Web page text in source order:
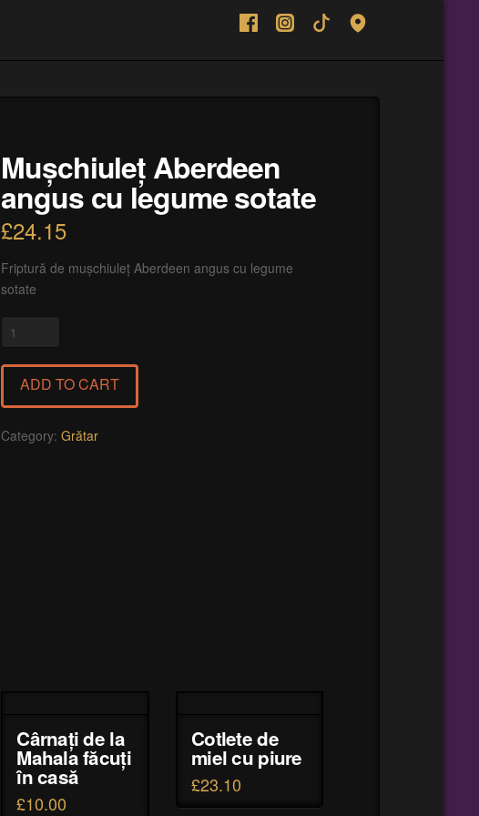
Mușchiuleț Aberdeen
angus cu legume sotate
£24.15
Friptură de mușchiuleț Aberdeen angus cu legume
sotate
Mușchiuleț
angus
legume
sotate
ADD TO CART
Category:Grătar
Cârnați de la
Mahala făcuți
în casă
£10.00
Cotlete de
miel cu piure
£23.10